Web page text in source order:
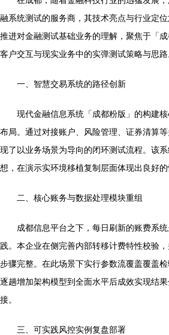
融系统测试的服务商，其技术亮点与行业定
推进对金融测试基础业务的理解，聚焦于「成
客户交互与现实业务中的实弹测试策略与思路
一、智慧交易系统的路径创新
现代金融信息系统「成都粉版」的构建
布局。通过对接账户、风险管理、证券清算
现了以业务场景为导向的闭环测试流程。该
想，在演示实环境移植复制层面体现出良好的
二、核心账务与数据处理模块重组
成都信息平台之下，每日刷新的账费系
践。本企业在侧完善内部转移计费特性校验
步骤完整。在此场景下实行参数流覆盖覆盖
逐趟增加架构模型到全面水平后成效实现结
接。
三、可实践风控实例复盘部署